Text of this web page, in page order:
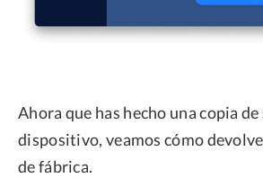
Ahora que has hecho una copia
dispositivo, veamos cómo
de fábrica.